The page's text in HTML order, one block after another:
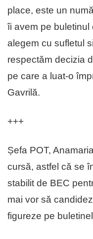
place, este un
îi avem pe buletinul
alegem cu sufletul
respectăm decizia
pe care a luat-o
Gavrilă.
+++
Șefa POT,
cursă, astfel că se
stabilit de BEC
mai vor să
figureze pe